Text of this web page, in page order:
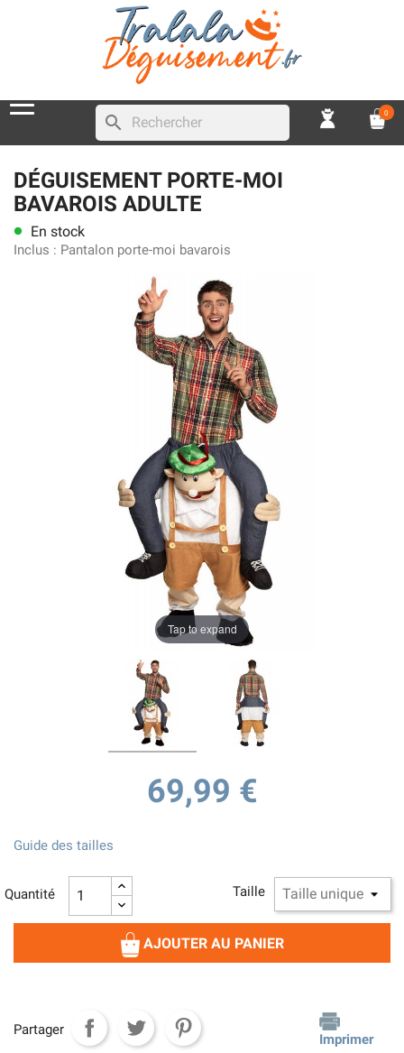
search 0
DÉGUISEMENT PORTE-MOI
BAVAROIS ADULTE
lens En stock
Inclus : Pantalon porte-moi bavarois
Tap to expand
69,99 €
Taille
Guide des tailles
Quantité
AJOUTER AU PANIER
Partager
Imprimer